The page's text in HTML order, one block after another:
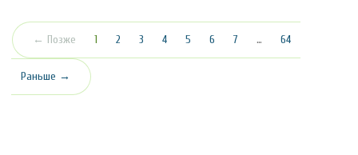
← Позже 1 (текущая)
2 3 4 5 6 7 … 64
Раньше →